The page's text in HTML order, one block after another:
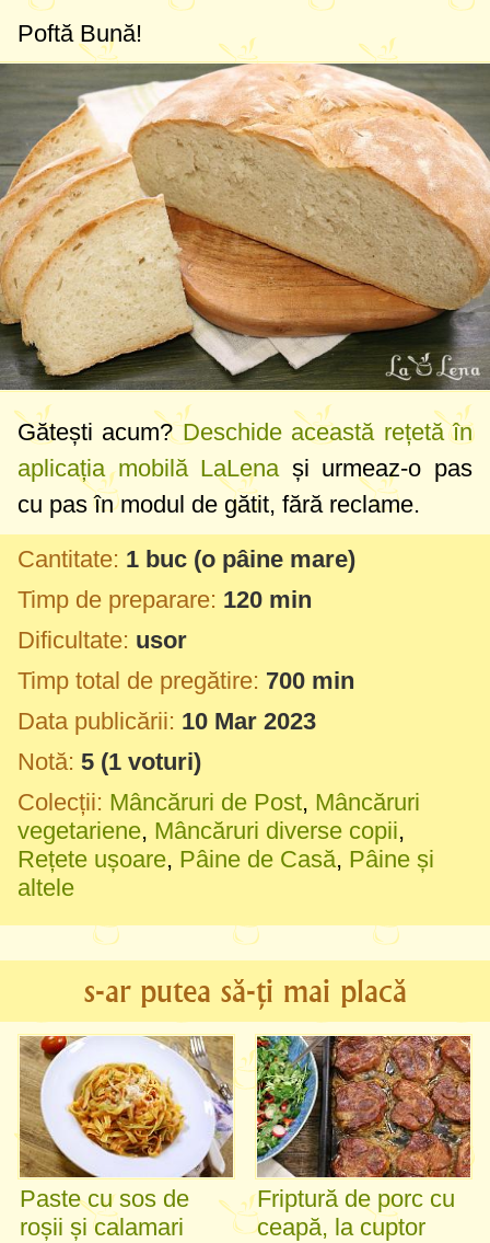
Poftă Bună!
Gătești acum?Deschide această rețetă în
aplicația mobilă LaLena și urmeaz-o pas
cu pas în modul de gătit, fără reclame.
Cantitate: 1 buc (o pâine mare)
Timp de preparare: 120 min
Dificultate: usor
Timp total de pregătire: 700 min
Data publicării: 10 Mar 2023
Notă: 5 (1 voturi)
Colecții: Mâncăruri de Post, Mâncăruri
vegetariene, Mâncăruri diverse copii,
Rețete ușoare, Pâine de Casă, Pâine și
altele
s-ar putea să-ți mai placă
Paste cu sos de
roșii și calamari
Friptură de porc cu
ceapă, la cuptor